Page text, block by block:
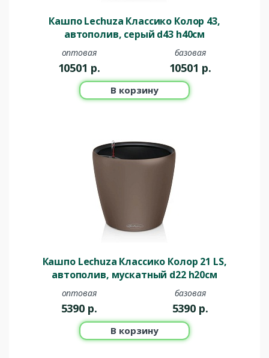
Кашпо Lechuza Классико Колор 43,
автополив, серый d43 h40см
оптовая
10501 р.
базовая
10501 р.
В корзину
Кашпо Lechuza Классико Колор 21 LS,
автополив, мускатный d22 h20см
оптовая
5390 р.
базовая
5390 р.
В корзину